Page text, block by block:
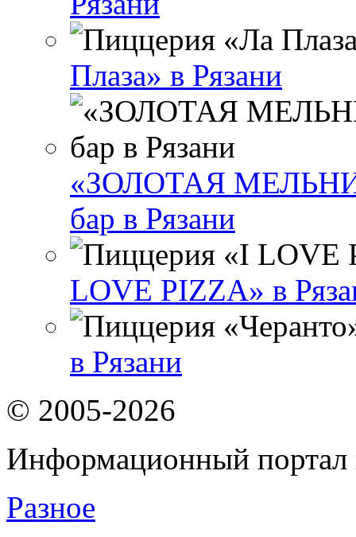
Плаза» в Рязани
«ЗОЛОТАЯ
бар в Рязани
LOVE PIZZA» в
в Рязани
© 2005-2026
Информационный портал
Разное